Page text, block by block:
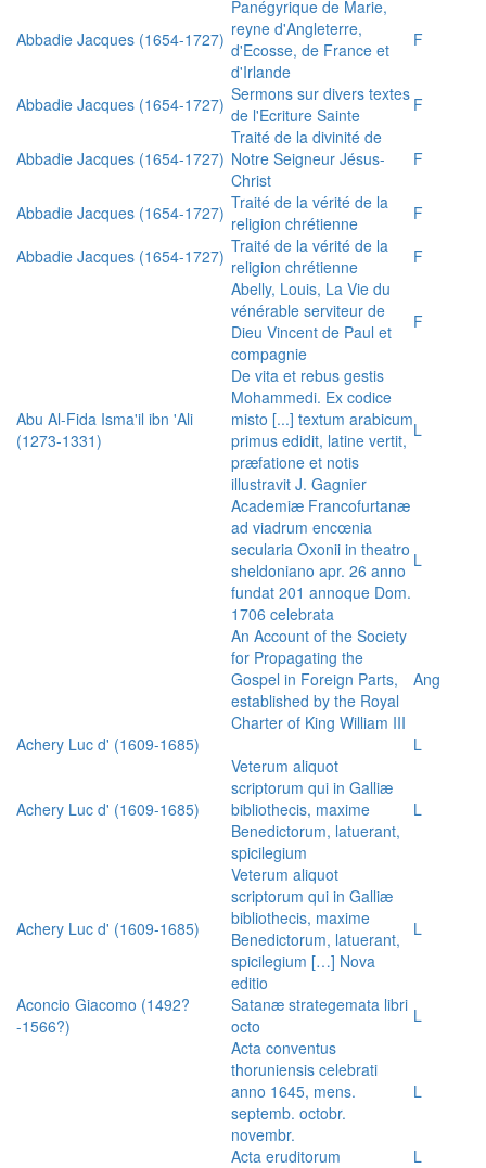
Abbadie Jacques (1654-1727)
Panégyrique de Marie,
reyne d'Angleterre,
d'Ecosse, de France et
d'Irlande
F
Abbadie Jacques (1654-1727) Sermons sur divers textes
de l'Ecriture Sainte
F
Abbadie Jacques (1654-1727)
Traité de la divinité de
Notre Seigneur Jésus-
Christ
F
Abbadie Jacques (1654-1727) Traité de la vérité de la
religion chrétienne
F
Abbadie Jacques (1654-1727) Traité de la vérité de la
religion chrétienne
F
Abelly, Louis, La Vie du
vénérable serviteur de
Dieu Vincent de Paul et
compagnie
F
Abu Al-Fida Isma'il ibn 'Ali
(1273-1331)
De vita et rebus gestis
Mohammedi. Ex codice
misto [...] textum arabicum
primus edidit, latine vertit,
præfatione et notis
illustravit J. Gagnier
L
Academiæ Francofurtanæ
ad viadrum encœnia
secularia Oxonii in theatro
sheldoniano apr. 26 anno
fundat 201 annoque Dom.
1706 celebrata
L
An Account of the Society
for Propagating the
Gospel in Foreign Parts,
established by the Royal
Charter of King William III
Ang
Achery Luc d' (1609-1685) L
Achery Luc d' (1609-1685)
Veterum aliquot
scriptorum qui in Galliæ
bibliothecis, maxime
Benedictorum, latuerant,
spicilegium
L
Achery Luc d' (1609-1685)
Veterum aliquot
scriptorum qui in Galliæ
bibliothecis, maxime
Benedictorum, latuerant,
spicilegium […] Nova
editio
L
Aconcio Giacomo (1492?
-1566?)
Satanæ strategemata libri
octo
L
Acta conventus
thoruniensis celebrati
anno 1645, mens.
septemb. octobr.
novembr.
L
Acta eruditorum
L